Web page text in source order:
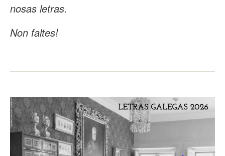
nosas letras.
Non faltes!